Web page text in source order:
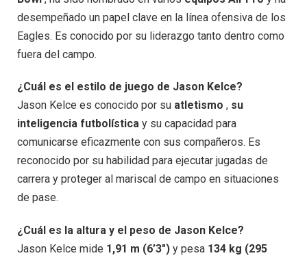
desempeñado un papel clave en la línea ofensiva de los
Eagles. Es conocido por su liderazgo tanto dentro como
fuera del campo.
¿Cuál es el estilo de juego de Jason Kelce?
Jason Kelce es conocido por su atletismo , su
inteligencia futbolística y su capacidad para
comunicarse eficazmente con sus compañeros. Es
reconocido por su habilidad para ejecutar jugadas de
carrera y proteger al mariscal de campo en situaciones
de pase.
¿Cuál es la altura y el peso de Jason Kelce?
Jason Kelce mide 1,91 m (6’3″) y pesa 134 kg (295